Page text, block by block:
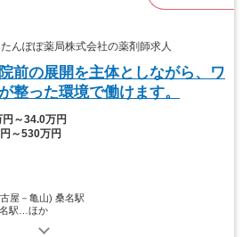
んぽぽ薬局株式会社の薬剤師求人
前の展開を主体としながら、ワ
整った環境で働けます。
円～34.0万円
～530万円
屋－亀山) 桑名駅
駅…ほか